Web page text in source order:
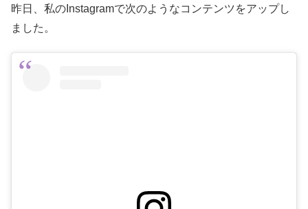
昨日、私のInstagramで次のようなコンテンツをアップし
ました。